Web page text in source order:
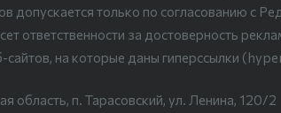
допускается только по согласованию с
ответственности за достоверность
сайтов, на которые даны гиперссылки
область, п. Тарасовский, ул. Ленина, 120/2